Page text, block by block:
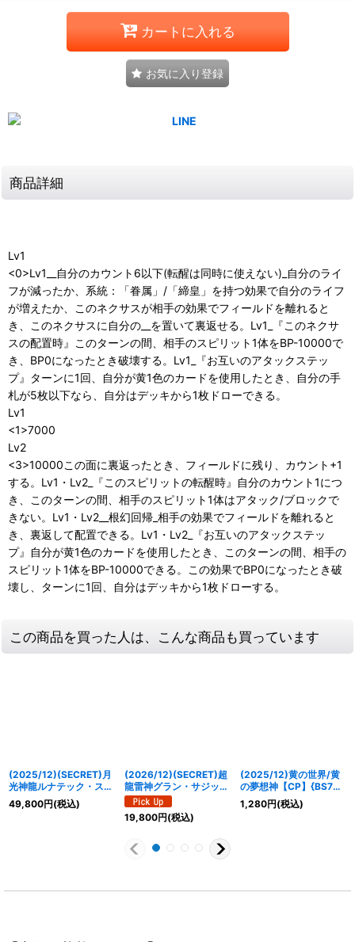
カートに入れる
お気に入り登録
商品詳細
Lv1
<0>Lv1__自分のカウント6以下(転醒は同時に使えない)_自分のライ
フが減ったか、系統：「眷属」/「締皇」を持つ効果で自分のライフ
が増えたか、このネクサスが相手の効果でフィールドを離れると
き、このネクサスに自分の__を置いて裏返せる。Lv1_『このネクサ
スの配置時』このターンの間、相手のスピリット1体をBP-10000で
き、BP0になったとき破壊する。Lv1_『お互いのアタックステッ
プ』ターンに1回、自分が黄1色のカードを使用したとき、自分の手
札が5枚以下なら、自分はデッキから1枚ドローできる。
Lv1
<1>7000
Lv2
<3>10000この面に裏返ったとき、フィールドに残り、カウント+1
する。Lv1・Lv2_『このスピリットの転醒時』自分のカウント1につ
き、このターンの間、相手のスピリット1体はアタック/ブロックで
きない。Lv1・Lv2__根幻回帰_相手の効果でフィールドを離れると
き、裏返して配置できる。Lv1・Lv2_『お互いのアタックステッ
プ』自分が黄1色のカードを使用したとき、このターンの間、相手の
スピリット1体をBP-10000できる。この効果でBP0になったとき破
壊し、ターンに1回、自分はデッキから1枚ドローする。
この商品を買った人は、こんな商品も買っています
(2025/12)(SECRET)月
光神龍ルナテック・スト
ライクヴルムXV【XV-
SEC】{BSC50-XV05}
49,800円(税込)
(2026/12)(SECRET)超
龍雷神グラン・サジッ
ト・ノヴァ【AX-SEC】
{BS75-AX02}《黄》
19,800円(税込)
(2025/12)黄の世界/黄
の夢想神【CP】{BS73-
TCP05a/BS73-
TCP05b}《黄》
1,280円(税込)